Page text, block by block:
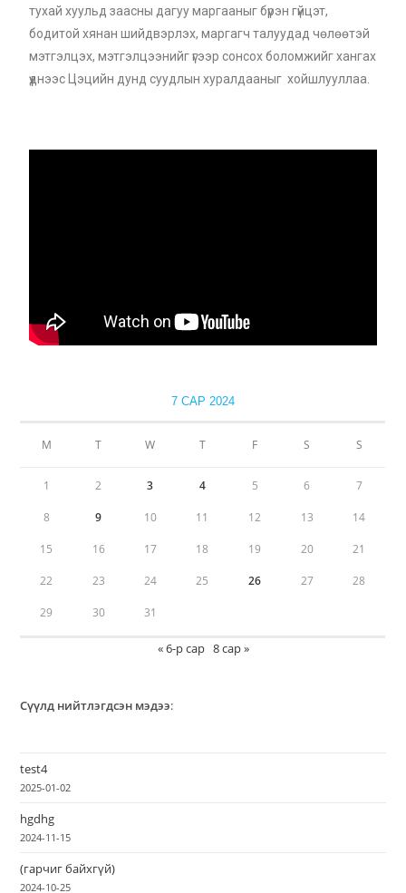
тухай хуульд заасны дагуу маргааныг бүрэн гүйцэт,
бодитой хянан шийдвэрлэх, маргагч талуудад чөлөөтэй
мэтгэлцэх, мэтгэлцээнийг үгээр сонсох боломжийг хангах
үүднээс Цэцийн дунд суудлын хуралдааныг хойшлууллаа.
7 САР 2024
М Т W Т F S S
1 2 3 4 5 6 7
8 9 10 11 12 13 14
15 16 17 18 19 20 21
22 23 24 25 26 27 28
29 30 31
« 6-р сар 8 сар »
Сүүлд нийтлэгдсэн мэдээ:
test4
2025-01-02
hgdhg
2024-11-15
(гарчиг байхгүй)
2024-10-25